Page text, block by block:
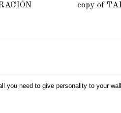
copy of
you need to give personality to your